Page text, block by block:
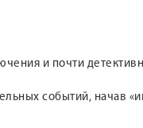
и почти
событий, начав